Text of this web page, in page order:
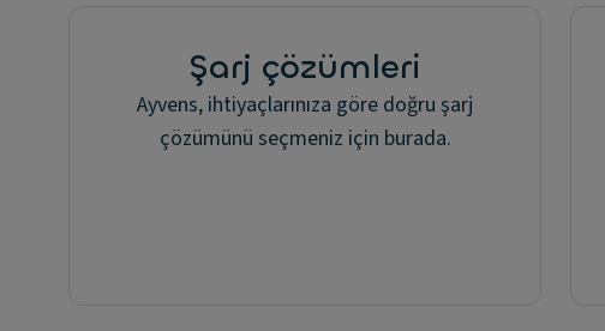
Şarj çözümleri
Ayvens, ihtiyaçlarınıza göre doğru şarj
çözümünü seçmeniz için burada.